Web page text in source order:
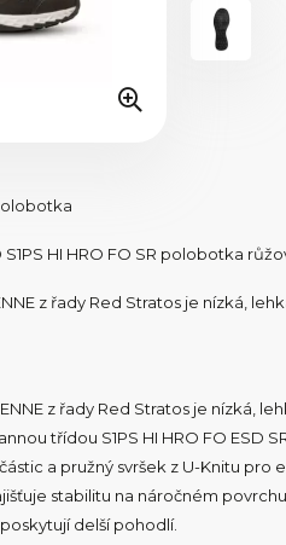
S1PS HI HRO FO SR polobotka
z řady Red Stratos je nízká,
z řady Red Stratos je nízká,
třídou S1PS HI HRO FO ESD
a pružný svršek z U-Knitu pro
stabilitu na náročném
delší pohodlí.